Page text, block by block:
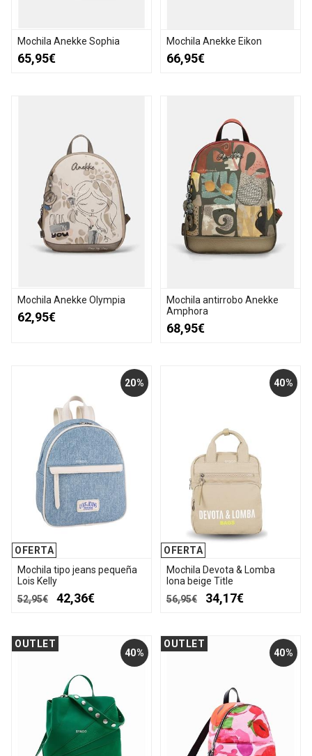
Mochila Anekke Sophia
65,95€
Mochila Anekke Eikon
66,95€
Mochila Anekke Olympia
62,95€
Mochila antirrobo Anekke
Amphora
68,95€
20%
OFERTA
Mochila tipo jeans pequeña
Lois Kelly
52,95€
42,36€
40%
OFERTA
Mochila Devota & Lomba
lona beige Title
56,95€
34,17€
40%
OUTLET
40%
OUTLET